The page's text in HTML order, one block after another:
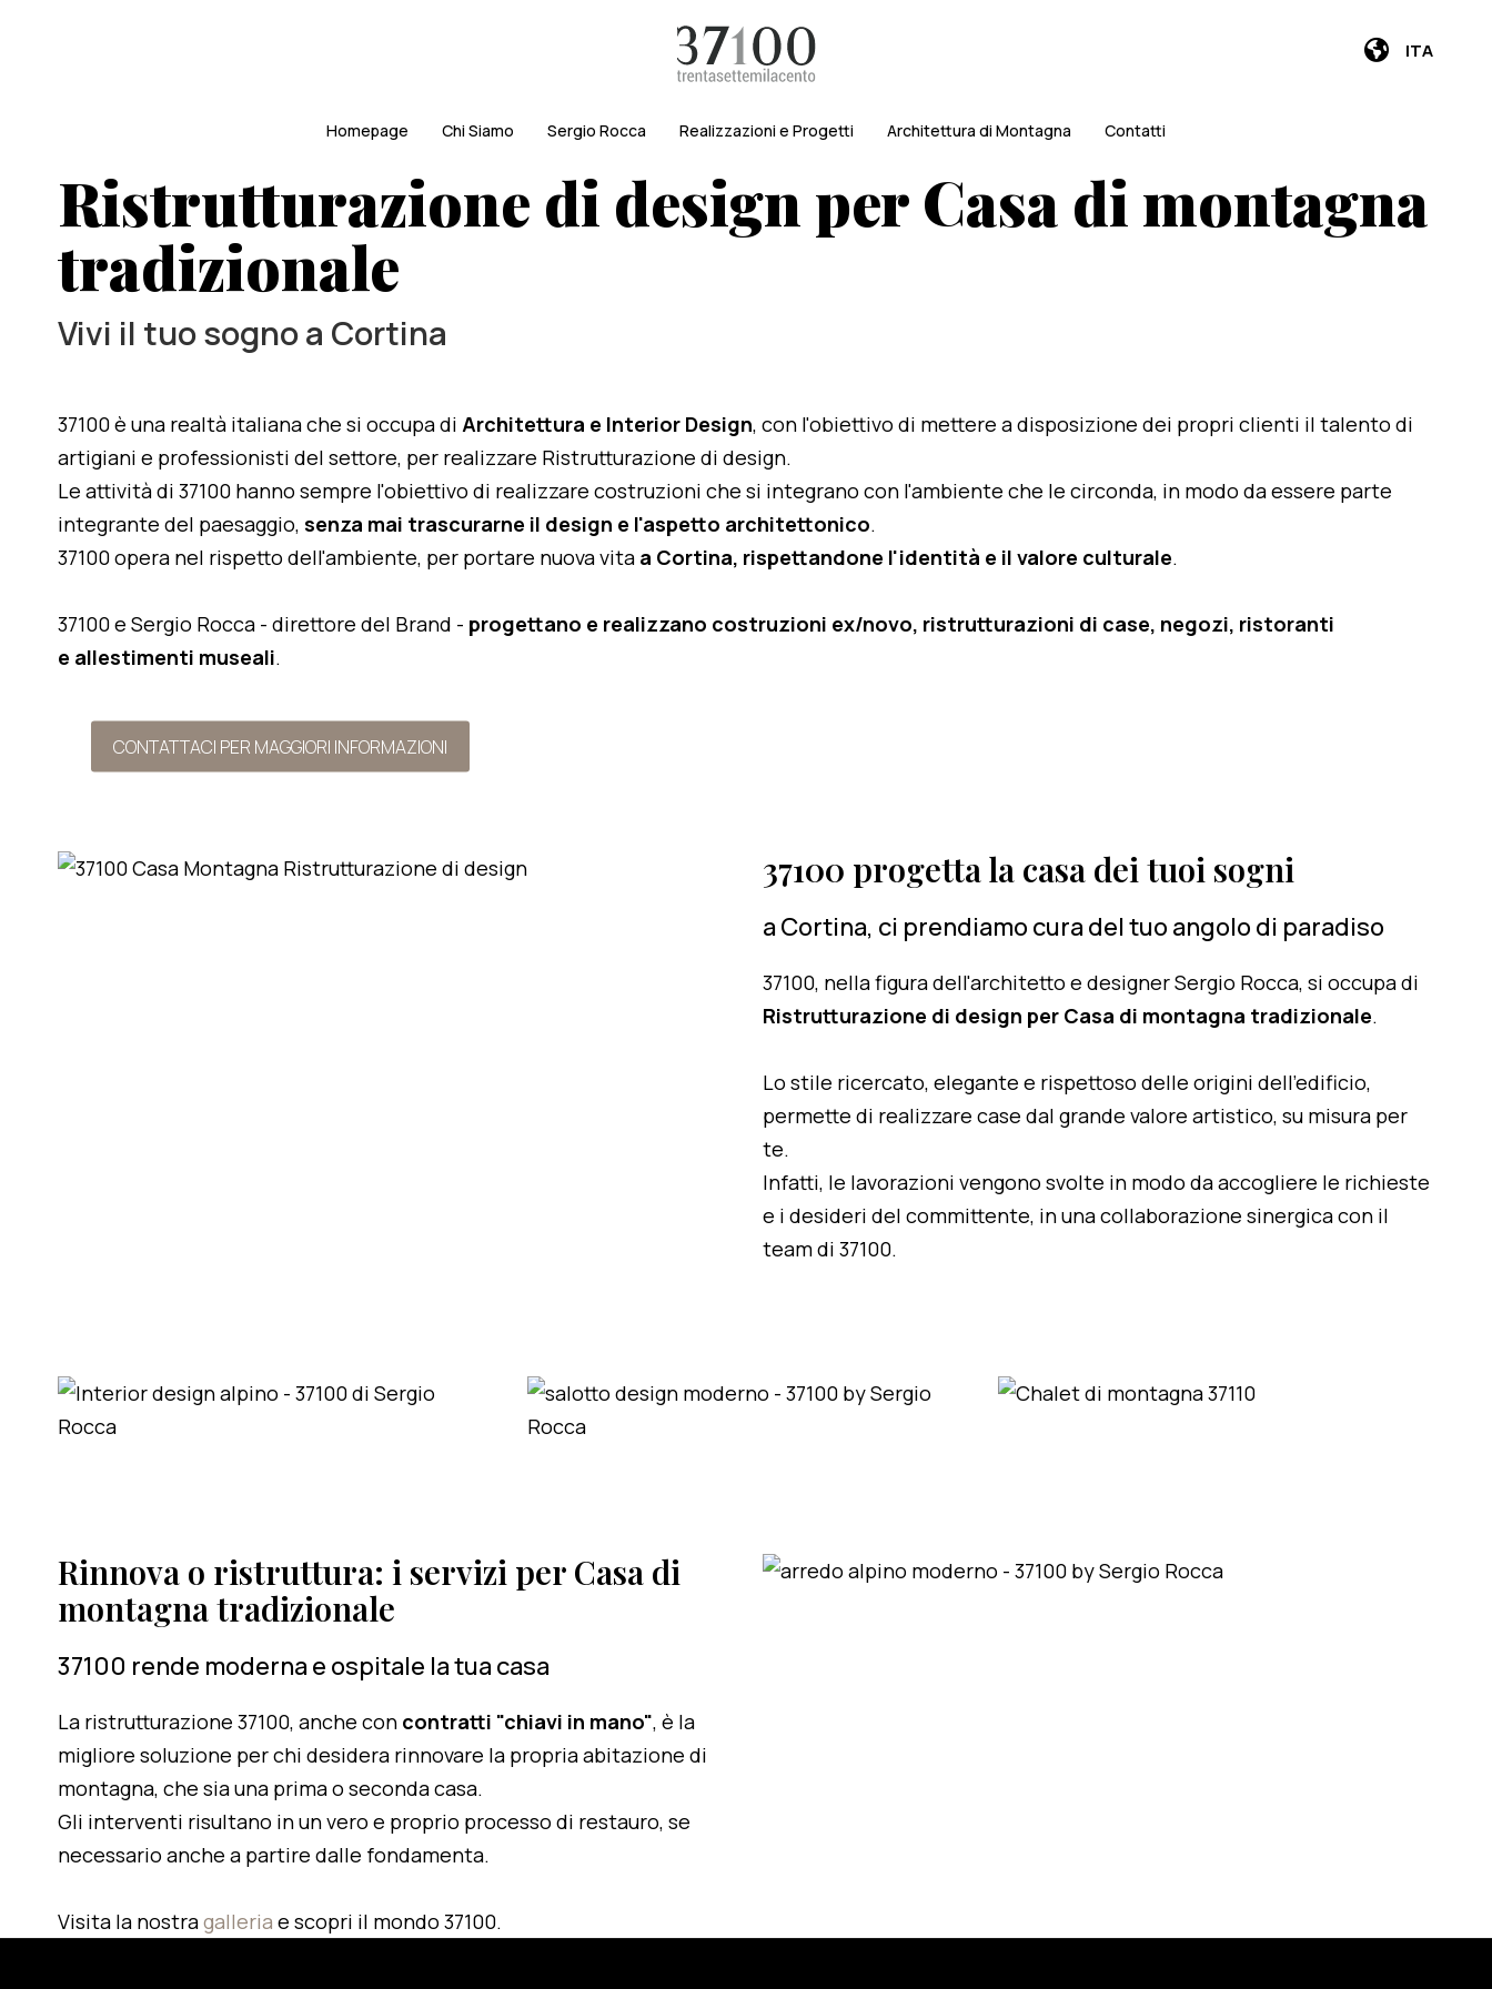
ITA
Homepage Chi Siamo Sergio Rocca Realizzazioni e Progetti Architettura di Montagna Contatti
Ristrutturazione di design per Casa di montagna
tradizionale
Vivi il tuo sogno a Cortina
37100 è una realtà italiana che si occupa di Architettura e Interior Design, con l'obiettivo di mettere a disposizione dei propri clienti il talento di
artigiani e professionisti del settore, per realizzare Ristrutturazione di design.
Le attività di 37100 hanno sempre l'obiettivo di realizzare costruzioni che si integrano con l'ambiente che le circonda, in modo da essere parte
integrante del paesaggio, senza mai trascurarne il design e l'aspetto architettonico.
37100 opera nel rispetto dell'ambiente, per portare nuova vita a Cortina, rispettandone l'identità e il valore culturale.
37100 e Sergio Rocca - direttore del Brand - progettano e realizzano costruzioni ex/novo, ristrutturazioni di case, negozi, ristoranti
e allestimenti museali.
CONTATTACI PER MAGGIORI INFORMAZIONI
37100 progetta la casa dei tuoi sogni
a Cortina, ci prendiamo cura del tuo angolo di paradiso
37100, nella figura dell'architetto e designer Sergio Rocca, si occupa di
Ristrutturazione di design per Casa di montagna tradizionale.
Lo stile ricercato, elegante e rispettoso delle origini dell'edificio,
permette di realizzare case dal grande valore artistico, su misura per
te.
Infatti, le lavorazioni vengono svolte in modo da accogliere le richieste
e i desideri del committente, in una collaborazione sinergica con il
team di 37100.
Rinnova o ristruttura: i servizi per Casa di
montagna tradizionale
37100 rende moderna e ospitale la tua casa
La ristrutturazione 37100, anche con contratti "chiavi in mano", è la
migliore soluzione per chi desidera rinnovare la propria abitazione di
montagna, che sia una prima o seconda casa.
Gli interventi risultano in un vero e proprio processo di restauro, se
necessario anche a partire dalle fondamenta.
Visita la nostragalleria e scopri il mondo 37100.